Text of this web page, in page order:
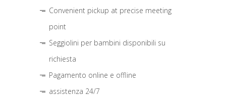
Convenient pickup at precise meeting
point
Seggiolini per bambini disponibili su
richiesta
Pagamento online e offline
assistenza 24/7